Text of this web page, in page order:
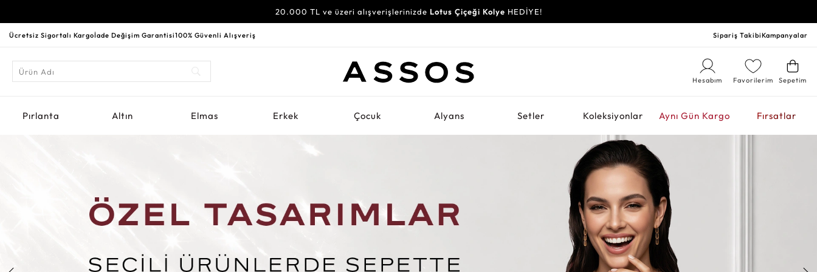
20.000 TL ve üzeri alışverişlerinizde Lotus Çiçeği Kolye HEDİYE!
Ücretsiz Sigortalı Kargoİade Değişim Garantisi100% Güvenli Alışveriş Sipariş TakibiKampanyalar
Sepetim
Favorilerim
Hesabım
Pırlanta Altın Elmas Erkek Çocuk Alyans Setler Koleksiyonlar Aynı Gün Kargo Fırsatlar